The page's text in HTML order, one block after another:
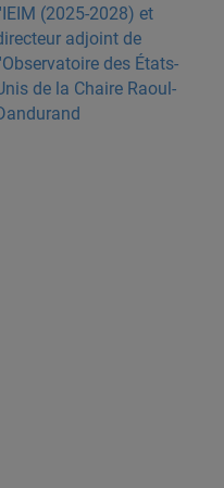
(2025-2028) et
adjoint de
des États-
de la Chaire Raoul-